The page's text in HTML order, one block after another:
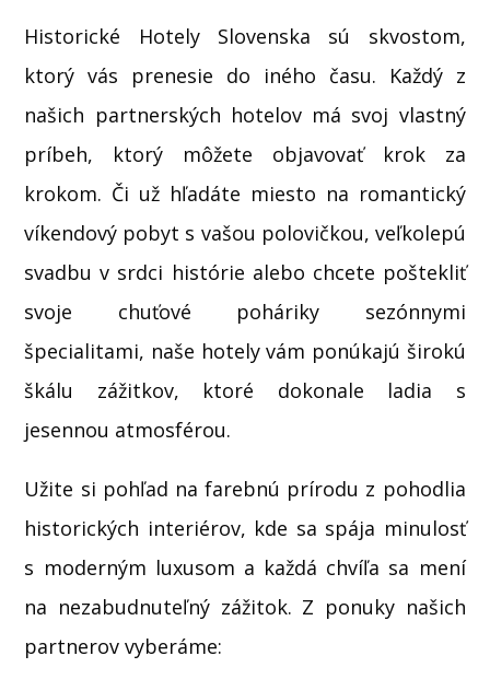
Historické Hotely Slovenska sú skvostom,
ktorý vás prenesie do iného času. Každý z
našich partnerských hotelov má svoj vlastný
príbeh, ktorý môžete objavovať krok za
krokom. Či už hľadáte miesto na romantický
víkendový pobyt s vašou polovičkou, veľkolepú
svadbu v srdci histórie alebo chcete poštekliť
svoje chuťové poháriky sezónnymi
špecialitami, naše hotely vám ponúkajú širokú
škálu zážitkov, ktoré dokonale ladia s
jesennou atmosférou.
Užite si pohľad na farebnú prírodu z pohodlia
historických interiérov, kde sa spája minulosť
s moderným luxusom a každá chvíľa sa mení
na nezabudnuteľný zážitok. Z ponuky našich
partnerov vyberáme: